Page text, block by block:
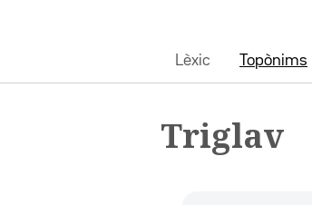
Lèxic Topònims
Triglav